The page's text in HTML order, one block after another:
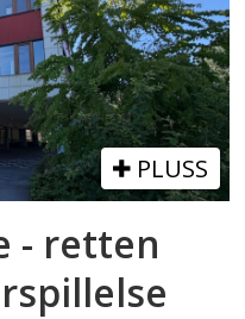
PLUSS
- retten